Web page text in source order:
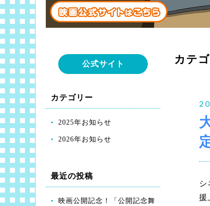
公式サイト
カテゴリー
2025年お知らせ
2026年お知らせ
最近の投稿
映画公開記念！「公開記念舞
カテ
シ
援